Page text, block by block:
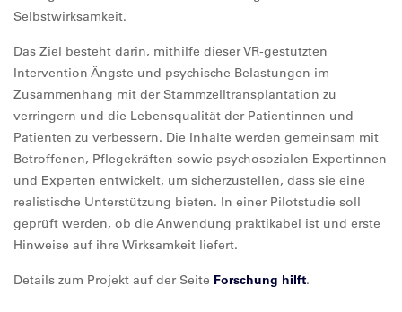
Selbstwirksamkeit.
Das Ziel besteht darin, mithilfe dieser VR-gestützten
Intervention Ängste und psychische Belastungen im
Zusammenhang mit der Stammzelltransplantation zu
verringern und die Lebensqualität der Patientinnen und
Patienten zu verbessern. Die Inhalte werden gemeinsam mit
Betroffenen, Pflegekräften sowie psychosozialen Expertinnen
und Experten entwickelt, um sicherzustellen, dass sie eine
realistische Unterstützung bieten. In einer Pilotstudie soll
geprüft werden, ob die Anwendung praktikabel ist und erste
Hinweise auf ihre Wirksamkeit liefert.
Details zum Projekt auf der Seite Forschung hilft.